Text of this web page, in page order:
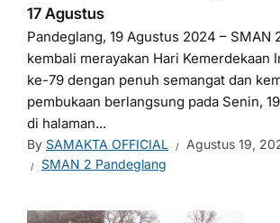
17 Agustus
Pandeglang, 19 Agustus 2024 – SMAN
kembali merayakan Hari Kemerdekaan
ke-79 dengan penuh semangat dan
pembukaan berlangsung pada Senin,
di halaman...
By SAMAKTA OFFICIAL
Agustus 19,
SMAN 2 Pandeglang